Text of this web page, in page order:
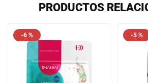
PRODUCTOS
-6 % -5 %